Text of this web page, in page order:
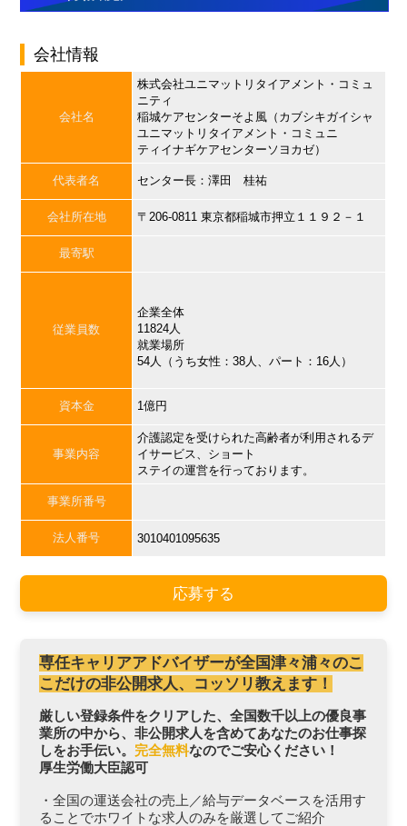
会社情報
会社名
株式会社ユニマットリタイアメント・コミュ
ニティ
稲城ケアセンターそよ風（カブシキガイシャ
ユニマットリタイアメント・コミュニ
ティイナギケアセンターソヨカゼ）
代表者名 センター長：澤田 桂祐
会社所在地 〒206-0811 東京都稲城市押立１１９２－１
最寄駅
従業員数
企業全体
11824人
就業場所
54人（うち女性：38人、パート：16人）
資本金 1億円
事業内容
介護認定を受けられた高齢者が利用されるデ
イサービス、ショート
ステイの運営を行っております。
事業所番号
法人番号 3010401095635
応募する
専任キャリアアドバイザーが全国津々浦々のこ
こだけの非公開求人、コッソリ教えます！
厳しい登録条件をクリアした、全国数千以上の優良事
業所の中から、非公開求人を含めてあなたのお仕事探
しをお手伝い。 完全無料なのでご安心ください！
厚生労働大臣認可
・全国の運送会社の売上／給与データベースを活用す
ることでホワイトな求人のみを厳選してご紹介